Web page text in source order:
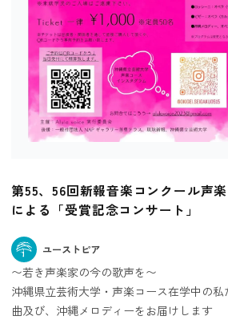
第55、56回新報音楽コンクール声
による「受賞記念コンサート」
ユーストピア
〜若き声楽家の今の歌声を〜
沖縄県立芸術大学・声楽コース在学中の
曲及び、沖縄メロディーをお届けします